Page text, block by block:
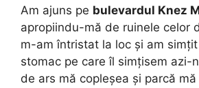
Am ajuns pe bulevardul Knez
apropiindu-mă de ruinele celor
m-am întristat la loc și am
stomac pe care îl simțisem azi-
de ars mă copleșea și parcă